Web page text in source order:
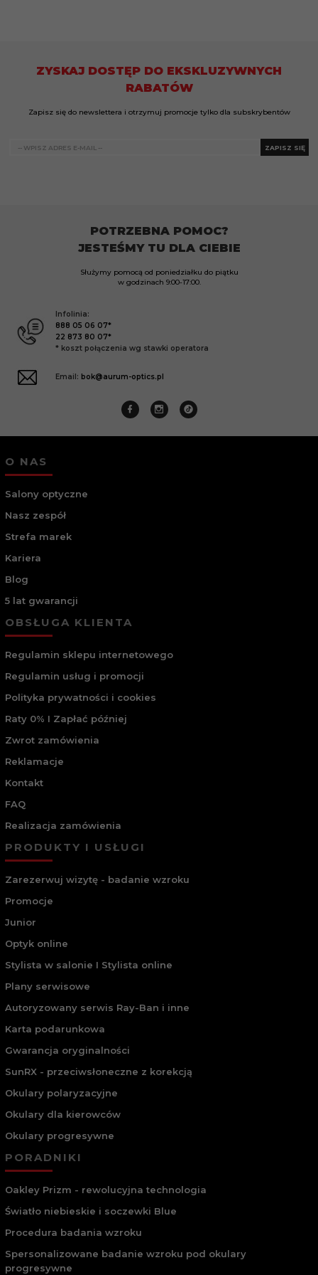
ZYSKAJ DOSTĘP DO EKSKLUZYWNYCH
RABATÓW
Zapisz się do newslettera i otrzymuj promocje tylko dla subskrybentów
ZAPISZ SIĘ
POTRZEBNA POMOC?
JESTEŚMY TU DLA CIEBIE
Służymy pomocą od poniedziałku do piątku
w godzinach 9:00-17:00.
Infolinia:
888 05 06 07*
22 873 80 07*
* koszt połączenia wg stawki operatora
Email: bok@aurum-optics.pl
O NAS
Salony optyczne
Nasz zespół
Strefa marek
Kariera
Blog
5 lat gwarancji
OBSŁUGA KLIENTA
Regulamin sklepu internetowego
Regulamin usług i promocji
Polityka prywatności i cookies
Raty 0% I Zapłać później
Zwrot zamówienia
Reklamacje
Kontakt
FAQ
Realizacja zamówienia
PRODUKTY I USŁUGI
Zarezerwuj wizytę - badanie wzroku
Promocje
Junior
Optyk online
Stylista w salonie I Stylista online
Plany serwisowe
Autoryzowany serwis Ray-Ban i inne
Karta podarunkowa
Gwarancja oryginalności
SunRX - przeciwsłoneczne z korekcją
Okulary polaryzacyjne
Okulary dla kierowców
Okulary progresywne
PORADNIKI
Oakley Prizm - rewolucyjna technologia
Światło niebieskie i soczewki Blue
Procedura badania wzroku
Spersonalizowane badanie wzroku pod okulary
progresywne